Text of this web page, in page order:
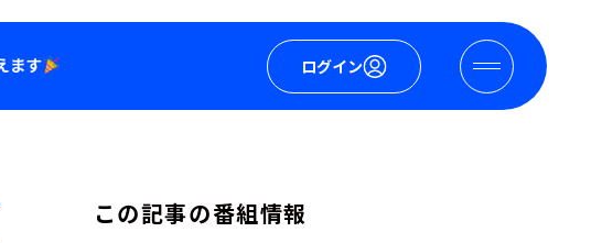
ログイン
この記事の番組情報